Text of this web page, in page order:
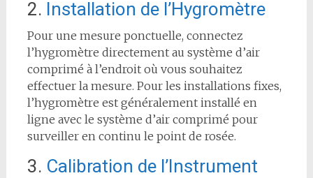
2. Installation de l’Hygromètre
Pour une mesure ponctuelle, connectez
l’hygromètre directement au système d’air
comprimé à l’endroit où vous souhaitez
effectuer la mesure. Pour les installations fixes,
l’hygromètre est généralement installé en
ligne avec le système d’air comprimé pour
surveiller en continu le point de rosée.
3. Calibration de l’Instrument